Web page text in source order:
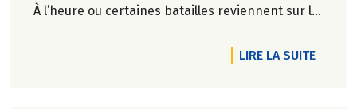
À l’heure ou certaines batailles reviennent sur le
permettent aujourd’hui de déguster facilement
le meilleur de l’alimentation biologique. Dites OUI
LIRE LA SUITEDE